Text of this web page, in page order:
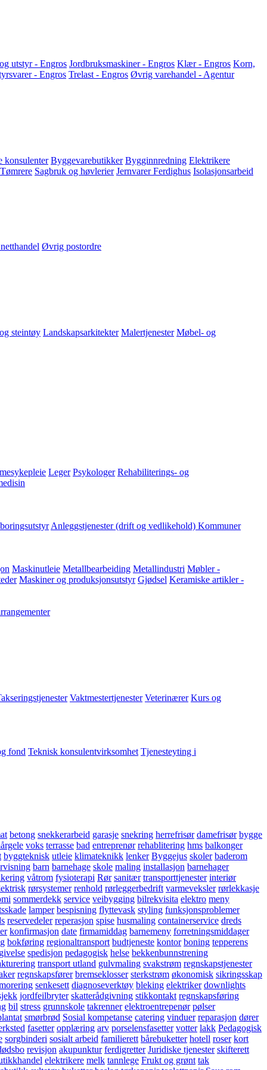
utstyr - Engros Jordbruksmaskiner - Engros Klær - Engros Korn,
- Engros Trelast - Engros Øvrig varehandel - Agentur
konsulenter Byggevarebutikker Bygginnredning Elektrikere
Tømrere Sagbruk og høvlerier JernvarerFerdighus Isolasjonsarbeid
Øvrig postordre
steintøy Landskapsarkitekter Malertjenester Møbel- og
Leger Psykologer Rehabiliterings- og
Anleggstjenester (drift og vedlikehold) Kommuner
Maskinutleie Metallbearbeiding Metallindustri Møbler -
Maskiner og produksjonsutstyr Gjødsel Keramiske artikler -
Vaktmestertjenester Veterinærer Kurs og
fond Teknisk konsulentvirksomhet Tjenesteyting i
betong snekkerarbeid garasje snekring herrefrisør damefrisør bygge
voks terrasse bad entreprenør rehablitering hms balkonger
byggteknisk utleie klimateknikk lenker Byggejus skoler baderom
barn barnehage skole maling installasjon barnehager
våtrom fysioterapi Rør sanitær transporttjenester interiør
rørsystemer renhold rørleggerbedrift varmeveksler rørlekkasje
sommerdekk service veibygging bilrekvisita elektro meny
lamper bespisning flyttevask styling funksjonsproblemer
reservedeler reperasjon spise husmaling containerservice dreds
konfirmasjon date firmamiddag barnemeny forretningsmiddager
bokføring regionaltransport budtjeneste kontor boning tepperens
spedisjon pedagogisk helse bekkenbunnstrening
transport utland gulvmaling svakstrøm regnskapstjenester
regnskapsfører bremseklosser sterkstrøm økonomisk sikringsskap
senkesett diagnoseverktøy bleking elektriker downlights
jordfeilbryter skatterådgivning stikkontakt regnskapsføring
bil stress grunnskole takrenner elektroentrepenør pølser
smørbrød Sosial kompetanse catering vinduer reparasjon dører
fasetter opplæring arv porselensfasetter votter lakk Pedagogisk
sorgbinderi sosialt arbeid familierett bårebuketter hotell roser kort
revisjon akupunktur ferdigretter Juridiske tjenester skifterett
elektrikere melk tannlege Frukt og grønt tak